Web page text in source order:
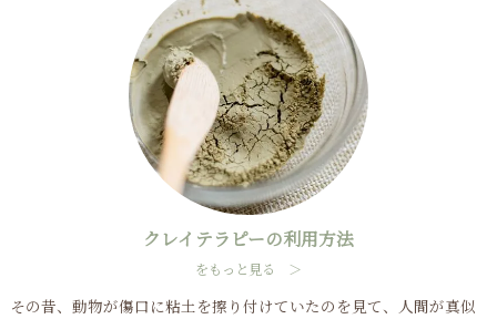
クレイテラピーの利用方法
をもっと見る ＞
その昔、動物が傷口に粘土を擦り付けていたのを見て、人間が真似